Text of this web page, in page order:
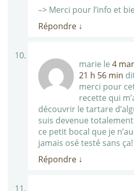
–> Merci pour l’info et
Répondre ↓
marie le 4
21 h 56 min
merci pour
recette qui
découvrir le tartare
suis devenue
ce petit bocal que je
jamais osé testé sans ça!
Répondre ↓